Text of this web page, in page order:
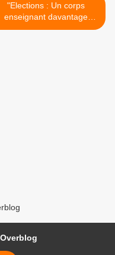
"Elections : Un corps
enseignant davantage
divisé" >